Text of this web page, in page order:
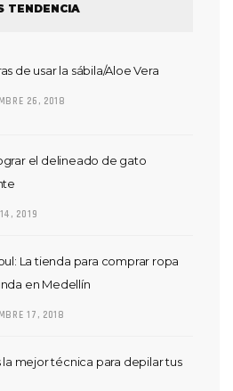
TENDENCIA
de usar la sábila/Aloe Vera
26, 2018
el delineado de gato
2019
La tienda para comprar ropa
en Medellín
17, 2018
la mejor técnica para depilar tus